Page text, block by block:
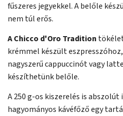
fűszeres jegyekkel. A belőle
nem túl erős.
A Chicco d'Oro Tradition
krémmel készült
nagyszerű cappuccinót vagy
készíthetünk belőle.
A 250 g-os kiszerelés is
hagyományos kávéfőző egy